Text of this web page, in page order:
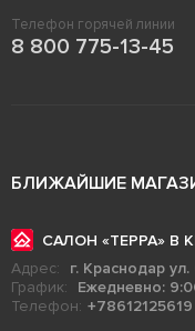
Телефон горячей линии
8 800 775-13-45
БЛИЖАЙШИЕ
САЛОН «ТЕРРА» В
Адрес:
г. Краснодар ул.
График:
Ежедневно:
Телефон: +78612125619